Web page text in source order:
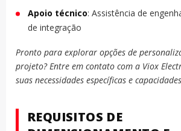
Apoio técnico: Assistência de
de integração
Pronto para explorar opções de
projeto? Entre em contato com a Viox
suas necessidades específicas e
REQUISITOS DE